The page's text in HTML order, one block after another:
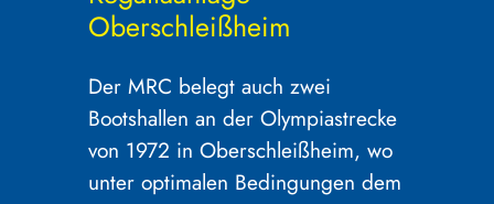
Oberschleißheim
Der MRC belegt auch zwei
Bootshallen an der Olympiastrecke
von 1972 in Oberschleißheim, wo
unter optimalen Bedingungen dem